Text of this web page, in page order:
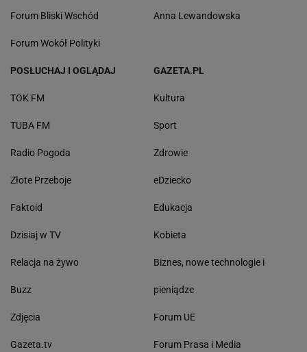
Forum Bliski Wschód
Forum Wokół Polityki
Anna Lewandowska
POSŁUCHAJ I OGLĄDAJ
TOK FM
TUBA FM
Radio Pogoda
Złote Przeboje
Faktoid
Dzisiaj w TV
Relacja na żywo
Buzz
Zdjęcia
Gazeta.tv
GAZETA.PL
Kultura
Sport
Zdrowie
eDziecko
Edukacja
Kobieta
Biznes, nowe technologie i
pieniądze
Forum UE
Forum Prasa i Media